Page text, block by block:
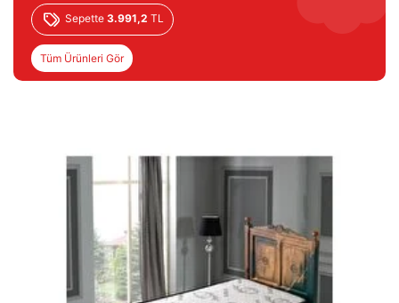
Sepette 3.991,2 TL
Tüm Ürünleri Gör